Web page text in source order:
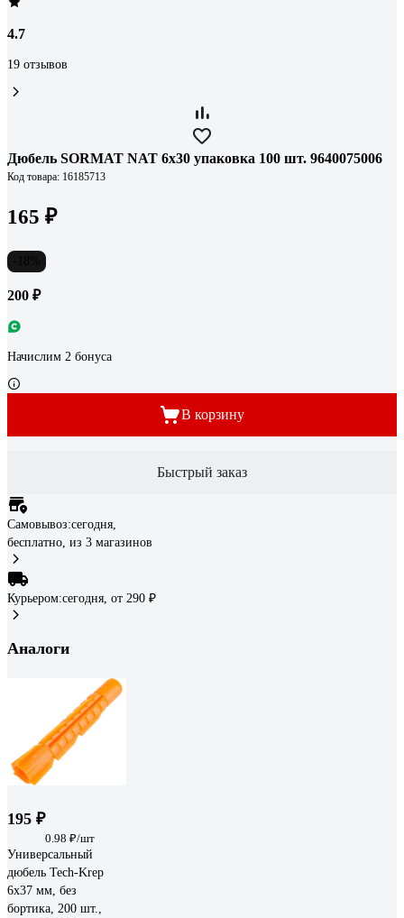
4.7
19 отзывов
Дюбель SORMAT NAT 6x30 упаковка 100 шт. 9640075006
Код товара: 16185713
165 ₽
200 ₽
Начислим 2 бонуса
В корзину
Быстрый заказ
Самовывоз:сегодня,
бесплатно, из 3 магазинов
Курьером:сегодня, от 290 ₽
Аналоги
195 ₽
0.98 ₽/шт
Универсальный
дюбель Tech-Krep
6x37 мм, без
бортика, 200 шт.,